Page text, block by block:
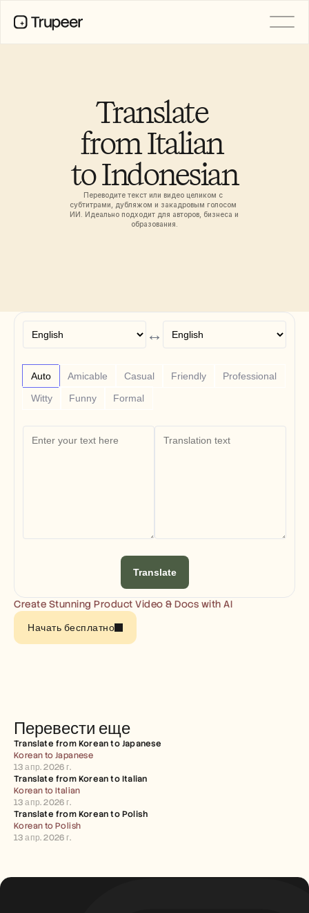
Translate
from Italian
to Indonesian
Переводите текст или видео целиком с
субтитрами, дубляжом и закадровым голосом
ИИ. Идеально подходит для авторов, бизнеса и
образования.
Create Stunning Product Video & Docs with AI
Начать бесплатно
↔
Auto Amicable Casual Friendly
Professional
Witty
Funny Formal
Translate
Перевести еще
Translate from Korean to Japanese
Korean to Japanese
13 апр. 2026 г.
Translate from Korean to Italian
Korean to Italian
13 апр. 2026 г.
Translate from Korean to Polish
Korean to Polish
13 апр. 2026 г.
Careers
AI Screen Recording
Free Tools
Часто задаваемые вопросы
Объявление
Партнерская программа
ВАРИАНТЫ ИСПОЛЬЗОВАНИЯ
Управление изменениями
Обеспечение продаж
Предпродажи
Обучение